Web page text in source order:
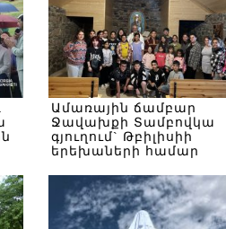
Ամառային ճամբար
Ջավախքի Տամբովկա
գյուղում` Թբիլիսիի
երեխաների համար